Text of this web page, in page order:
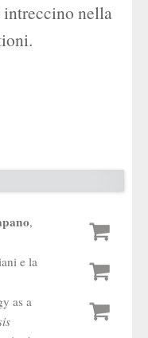
intreccino nella
,
e la
as a